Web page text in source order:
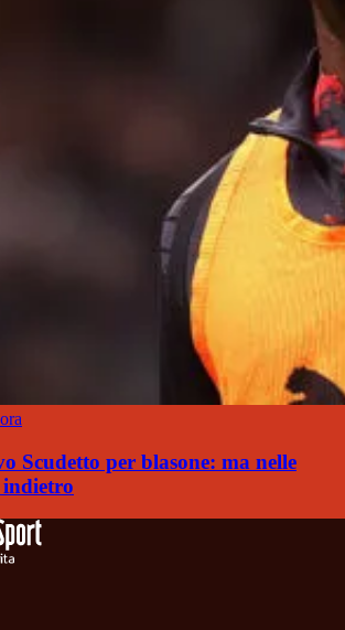
Scudetto per blasone: ma nelle